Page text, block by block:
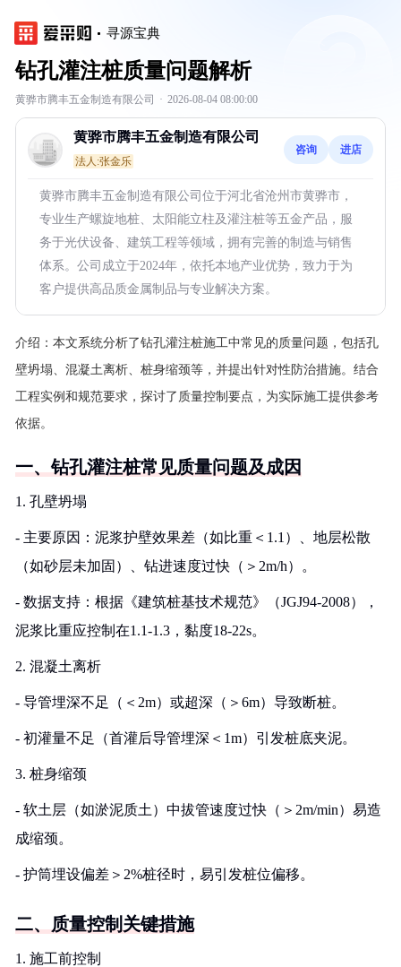
寻源宝典
钻孔灌注桩质量问题解析
黄骅市腾丰五金制造有限公司 · 2026-08-04 08:00:00
黄骅市腾丰五金制造有限公司
法人:张金乐
咨询 进店
黄骅市腾丰五金制造有限公司位于河北省沧州市黄骅市，
专业生产螺旋地桩、太阳能立柱及灌注桩等五金产品，服
务于光伏设备、建筑工程等领域，拥有完善的制造与销售
体系。公司成立于2024年，依托本地产业优势，致力于为
客户提供高品质金属制品与专业解决方案。
介绍： 本文系统分析了钻孔灌注桩施工中常见的质量问题，包括孔
壁坍塌、混凝土离析、桩身缩颈等，并提出针对性防治措施。结合
工程实例和规范要求，探讨了质量控制要点，为实际施工提供参考
依据。
一、钻孔灌注桩常见质量问题及成因
1. 孔壁坍塌
- 主要原因：泥浆护壁效果差（如比重＜1.1）、地层松散
（如砂层未加固）、钻进速度过快（＞2m/h）。
- 数据支持：根据《建筑桩基技术规范》（JGJ94-2008），
泥浆比重应控制在1.1-1.3，黏度18-22s。
2. 混凝土离析
- 导管埋深不足（＜2m）或超深（＞6m）导致断桩。
- 初灌量不足（首灌后导管埋深＜1m）引发桩底夹泥。
3. 桩身缩颈
- 软土层（如淤泥质土）中拔管速度过快（＞2m/min）易造
成缩颈。
- 护筒埋设偏差＞2%桩径时，易引发桩位偏移。
二、质量控制关键措施
1. 施工前控制